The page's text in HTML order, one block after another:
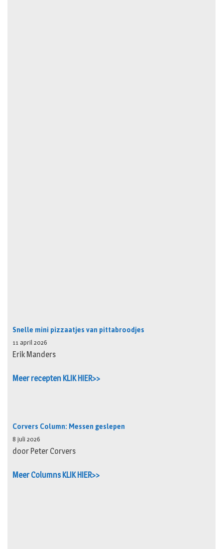
Snelle mini pizzaatjes van pittabroodjes
11 april 2026
Erik Manders
Meer recepten KLIK HIER>>
Corvers Column: Messen geslepen
8 juli 2026
door Peter Corvers
Meer Columns KLIK HIER>>